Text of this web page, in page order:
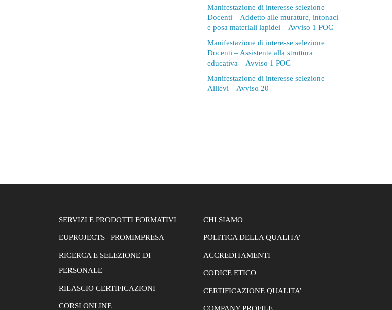
Manifestazione di interesse selezione
Docenti – Addetto alle murature, intonaci
e posa materiali lapidei – Avviso 1 POC
Manifestazione di interesse selezione
Docenti – Assistente alla struttura
educativa – Avviso 1 POC
Manifestazione di interesse selezione
Allievi – Avviso 20
SERVIZI E PRODOTTI FORMATIVI
EUPROJECTS | PROMIMPRESA
RICERCA E SELEZIONE DI
PERSONALE
RILASCIO CERTIFICAZIONI
CORSI ONLINE
CHI SIAMO
POLITICA DELLA QUALITA’
ACCREDITAMENTI
CODICE ETICO
CERTIFICAZIONE QUALITA’